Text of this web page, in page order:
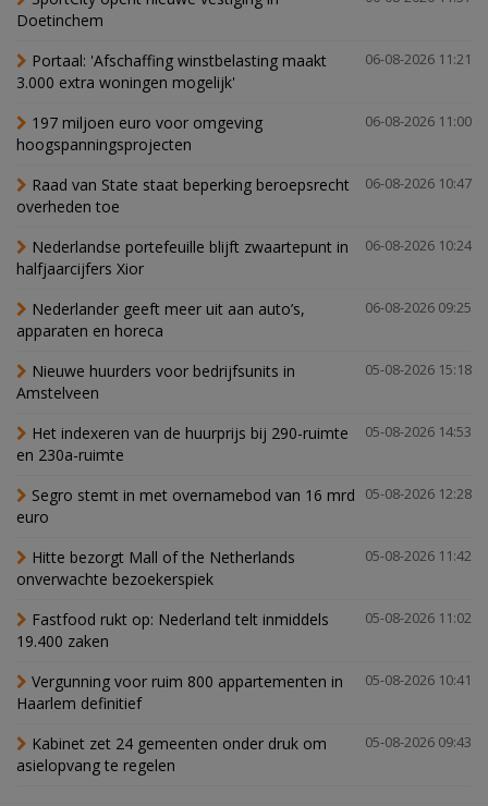
Doetinchem
06-08-2026 11:21
Portaal: 'Afschaffing winstbelasting maakt
3.000 extra woningen mogelijk'
06-08-2026 11:00
197 miljoen euro voor omgeving
hoogspanningsprojecten
06-08-2026 10:47
Raad van State staat beperking beroepsrecht
overheden toe
06-08-2026 10:24
Nederlandse portefeuille blijft zwaartepunt in
halfjaarcijfers Xior
06-08-2026 09:25
Nederlander geeft meer uit aan auto’s,
apparaten en horeca
05-08-2026 15:18
Nieuwe huurders voor bedrijfsunits in
Amstelveen
05-08-2026 14:53
Het indexeren van de huurprijs bij 290-ruimte
en 230a-ruimte
05-08-2026 12:28
Segro stemt in met overnamebod van 16 mrd
euro
05-08-2026 11:42
Hitte bezorgt Mall of the Netherlands
onverwachte bezoekerspiek
05-08-2026 11:02
Fastfood rukt op: Nederland telt inmiddels
19.400 zaken
05-08-2026 10:41
Vergunning voor ruim 800 appartementen in
Haarlem definitief
05-08-2026 09:43
Kabinet zet 24 gemeenten onder druk om
asielopvang te regelen